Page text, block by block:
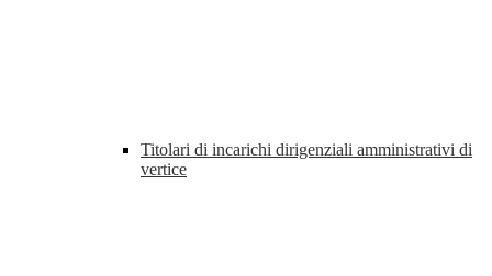
Titolari di incarichi dirigenziali amministrativi di
vertice